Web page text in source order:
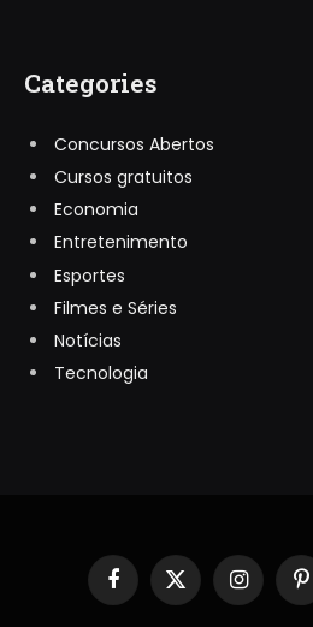
Categories
Concursos Abertos
Cursos gratuitos
Economia
Entretenimento
Esportes
Filmes e Séries
Notícias
Tecnologia
Facebook
X
(Twitter)
Instagram